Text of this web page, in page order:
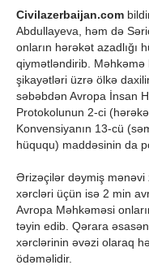
Civilazerbaijan.com
Abdullayeva, həm də
onların hərəkət azadlığı
qiymətləndirib.
şikayətləri üzrə ölkə
səbəbdən Avropa İnsan
Protokolunun 2-ci
Konvensiyanın 13-cü
hüququ) maddəsinin da
Ərizəçilər dəymiş mənəvi
xərcləri üçün isə 2 min
Avropa Məhkəməsi
təyin edib. Qərara
xərclərinin əvəzi olaraq
ödəməlidir.